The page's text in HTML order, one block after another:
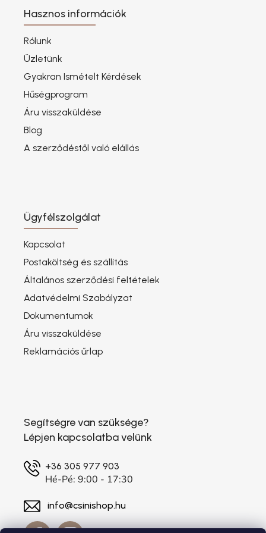
Hasznos információk
Rólunk
Üzletünk
Gyakran Ismételt Kérdések
Hűségprogram
Áru visszaküldése
Blog
A szerződéstől való elállás
Ügyfélszolgálat
Kapcsolat
Postaköltség és szállítás
Általános szerződési feltételek
Adatvédelmi Szabályzat
Dokumentumok
Áru visszaküldése
Reklamációs űrlap
Segítségre van szüksége?
Lépjen kapcsolatba velünk
+36 305 977 903
Hé-Pé: 9:00 - 17:30
info@csinishop.hu